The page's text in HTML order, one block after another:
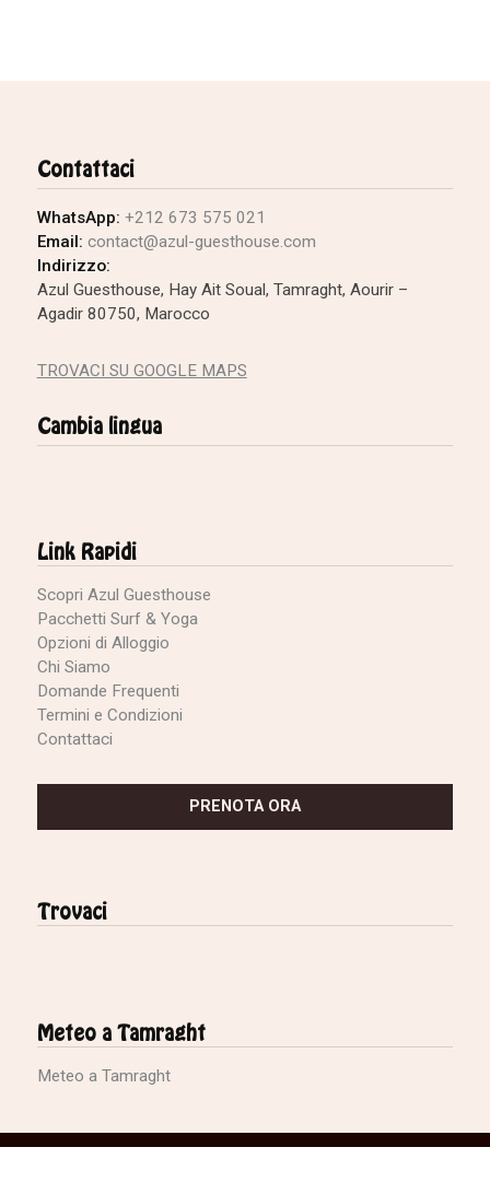
Contattaci
WhatsApp: +212 673 575 021
Email: contact@azul-guesthouse.com
Indirizzo:
Azul Guesthouse, Hay Ait Soual, Tamraght, Aourir –
Agadir 80750, Marocco
TROVACI SU GOOGLE MAPS
Cambia lingua
Link Rapidi
Scopri Azul Guesthouse
Pacchetti Surf & Yoga
Opzioni di Alloggio
Chi Siamo
Domande Frequenti
Termini e Condizioni
Contattaci
PRENOTA ORA
Trovaci
Meteo a Tamraght
Meteo a Tamraght